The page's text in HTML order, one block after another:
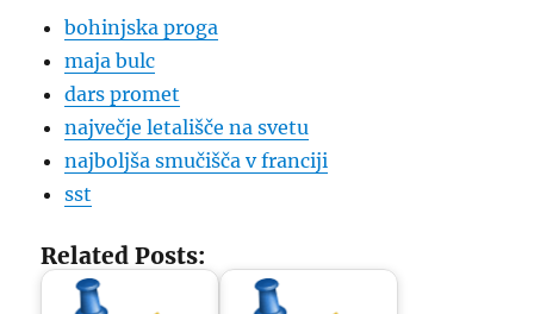
bohinjska proga
maja bulc
dars promet
največje letališče na svetu
najboljša smučišča v franciji
sst
Related Posts: